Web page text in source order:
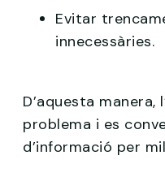
Evitar
innecessàries.
D’aquesta manera,
problema i es
d’informació per